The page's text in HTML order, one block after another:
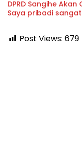
DPRD Sangihe
Saya pribadi
Post Views: 679